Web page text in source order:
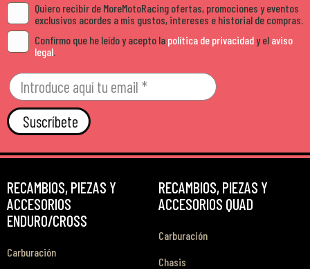
Quiero recibir de MoreMotoRacing ofertas, promociones y eventos
exclusivos acordes a mis gustos, intereses e historial de compras.
Confirmo que he leído y acepto la política de privacidady el aviso
legal
Suscríbete
RECAMBIOS, PIEZAS Y
ACCESORIOS
ENDURO/CROSS
Carburación
RECAMBIOS, PIEZAS Y
ACCESORIOS QUAD
Carburación
Chasis